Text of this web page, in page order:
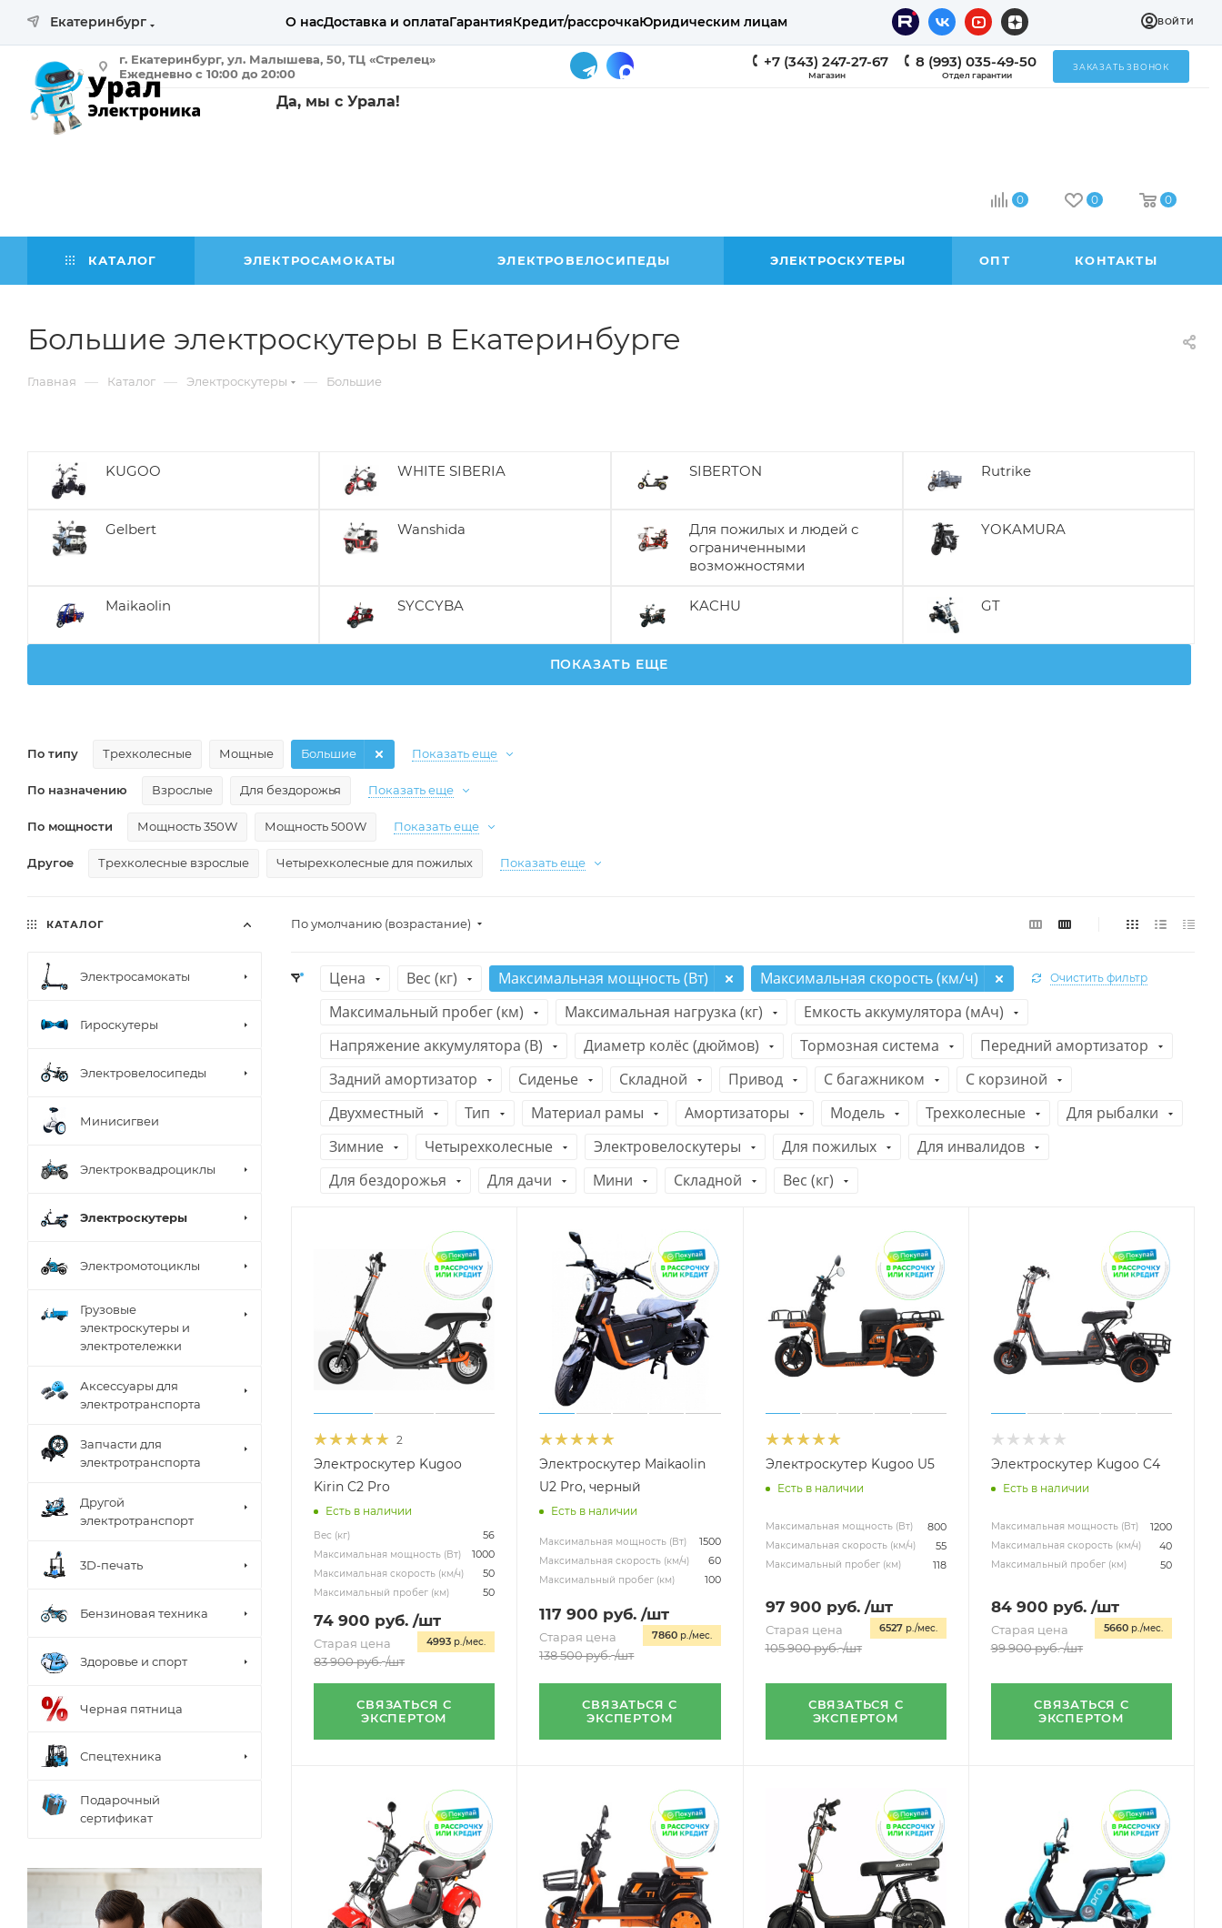
Екатеринбург О насДоставка и оплатаГарантияКредит/рассрочкаЮридическим лицам ВОЙТИ
г. Екатеринбург, ул. Малышева, 50, ТЦ «Стрелец»
Ежедневно с 10:00 до 20:00
+7 (343) 247-27-67
Магазин
8 (993) 035-49-50
Отдел гарантии
ЗАКАЗАТЬ ЗВОНОК
Да, мы с Урала!
0 0 0
КАТАЛОГ ЭЛЕКТРОСАМОКАТЫ ЭЛЕКТРОВЕЛОСИПЕДЫ ЭЛЕКТРОСКУТЕРЫ ОПТ КОНТАКТЫ
Большие электроскутеры в Екатеринбурге
Главная — Каталог — Электроскутеры — Большие
KUGOO WHITE SIBERIA SIBERTON Rutrike
Gelbert Wanshida
Для пожилых и людей с
ограниченными
возможностями
YOKAMURA
Maikaolin SYCCYBA KACHU GT
ПОКАЗАТЬ ЕЩЕ
По типу Трехколесные Мощные Большие Показать еще
По назначению Взрослые Для бездорожья Показать еще
По мощности Мощность 350W Мощность 500W Показать еще
Другое Трехколесные взрослые Четырехколесные для пожилых Показать еще
По умолчанию (возрастание)
Цена Вес (кг) Максимальная мощность (Вт)
Максимальная скорость (км/ч)
Максимальный пробег (км)
Максимальная нагрузка (кг)
Емкость аккумулятора (мАч)
Напряжение аккумулятора (В)
Диаметр колёс (дюймов) Тормозная система
Передний амортизатор
Задний амортизатор
Сиденье Складной Привод С багажником
C корзиной
Двухместный
Тип Материал рамы Амортизаторы Модель Трехколесные
Для рыбалки
Зимние
Четырехколесные Электровелоскутеры Для пожилых
Для инвалидов
Для бездорожья
Для дачи Мини Складной Вес (кг)
Очистить фильтр
2
Электроскутер Kugoo
Kirin C2 Pro
Есть в наличии
Вес (кг) 56
Максимальная мощность (Вт) 1000
Максимальная скорость (км/ч) 50
Максимальный пробег (км) 50
74 900 руб. /шт
4993 р./мес.
Старая цена
83 900руб. /шт
СВЯЗАТЬСЯ С
ЭКСПЕРТОМ
Электроскутер Maikaolin
U2 Pro, черный
Есть в наличии
Максимальная мощность (Вт) 1500
Максимальная скорость (км/ч) 60
Максимальный пробег (км) 100
117 900 руб. /шт
7860р./мес.
Старая цена
138 500руб. /шт
СВЯЗАТЬСЯ С
ЭКСПЕРТОМ
Электроскутер Kugoo U5
Есть в наличии
Максимальная мощность (Вт) 800
Максимальная скорость (км/ч) 55
Максимальный пробег (км) 118
97 900 руб. /шт
6527р./мес.
Старая цена
105 900руб. /шт
СВЯЗАТЬСЯ С
ЭКСПЕРТОМ
Электроскутер Kugoo C4
Есть в наличии
Максимальная мощность (Вт) 1200
Максимальная скорость (км/ч) 40
Максимальный пробег (км) 50
84 900 руб. /шт
5660 р./мес.
Старая цена
99 900руб. /шт
СВЯЗАТЬСЯ С
ЭКСПЕРТОМ
КАТАЛОГ
Электросамокаты
Гироскутеры
Электровелосипеды
Минисигвеи
Электроквадроциклы
Электроскутеры
Электромотоциклы
Грузовые
электроскутеры и
электротележки
Аксессуары для
электротранспорта
Запчасти для
электротранспорта
Другой
электротранспорт
3D-печать
Бензиновая техника
Здоровье и спорт
Черная пятница
Спецтехника
Подарочный
сертификат